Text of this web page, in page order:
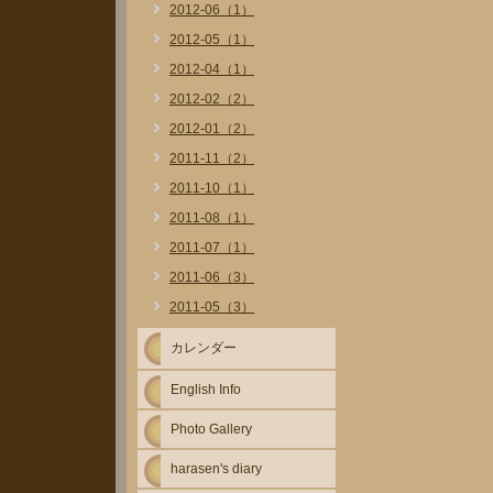
2012-06（1）
2012-05（1）
2012-04（1）
2012-02（2）
2012-01（2）
2011-11（2）
2011-10（1）
2011-08（1）
2011-07（1）
2011-06（3）
2011-05（3）
カレンダー
English Info
Photo Gallery
harasen's diary